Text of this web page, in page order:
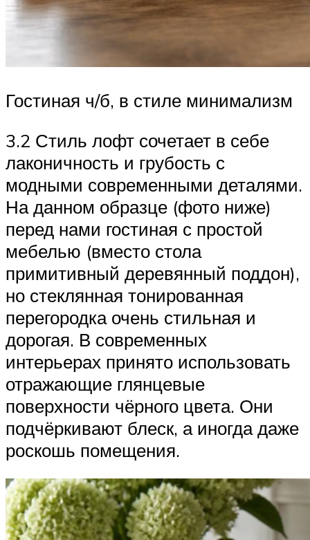
Гостиная ч/б, в стиле минимализм
3.2 Стиль лофт сочетает в себе
лаконичность и грубость с
модными современными деталями.
На данном образце (фото ниже)
перед нами гостиная с простой
мебелью (вместо стола
примитивный деревянный поддон),
но стеклянная тонированная
перегородка очень стильная и
дорогая. В современных
интерьерах принято использовать
отражающие глянцевые
поверхности чёрного цвета. Они
подчёркивают блеск, а иногда даже
роскошь помещения.